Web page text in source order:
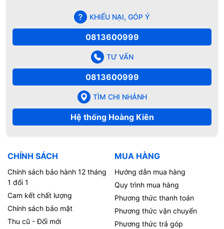
KHIẾU NẠI, GÓP Ý
0813600999
TƯ VẤN
0813600999
TÌM CHI NHÁNH
Hệ thống Hoàng Kiên
CHÍNH SÁCH
Chính sách bảo hành 12 tháng
1 đổi 1
Cam kết chất lượng
Chính sách bảo mật
Thu cũ - Đổi mới
MUA HÀNG
Hướng dẫn mua hàng
Quy trình mua hàng
Phương thức thanh toán
Phương thức vận chuyển
Phương thức trả góp